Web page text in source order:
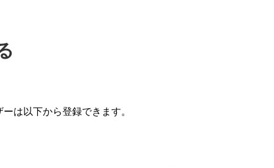
は以下から登録できます。